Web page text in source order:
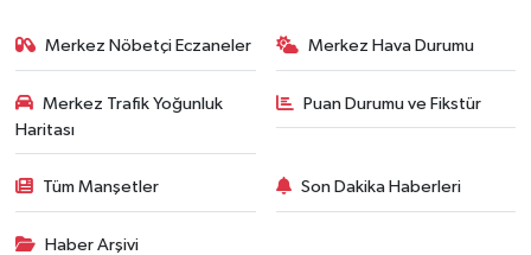
Merkez Nöbetçi Eczaneler Merkez Hava Durumu
Merkez Trafik Yoğunluk
Haritası
Puan Durumu ve Fikstür
Tüm Manşetler Son Dakika Haberleri
Haber Arşivi